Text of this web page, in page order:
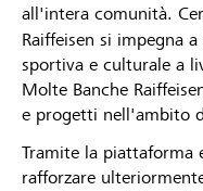
all'intera comunità.
Raiffeisen si impegna
sportiva e culturale a
Molte Banche
e progetti nell'ambito
Tramite la piattaforma
rafforzare